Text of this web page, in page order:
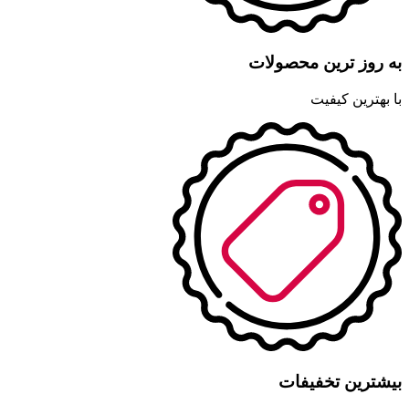
به روز ترین محصولات
با بهترین کیفیت
بیشترین تخفیفات